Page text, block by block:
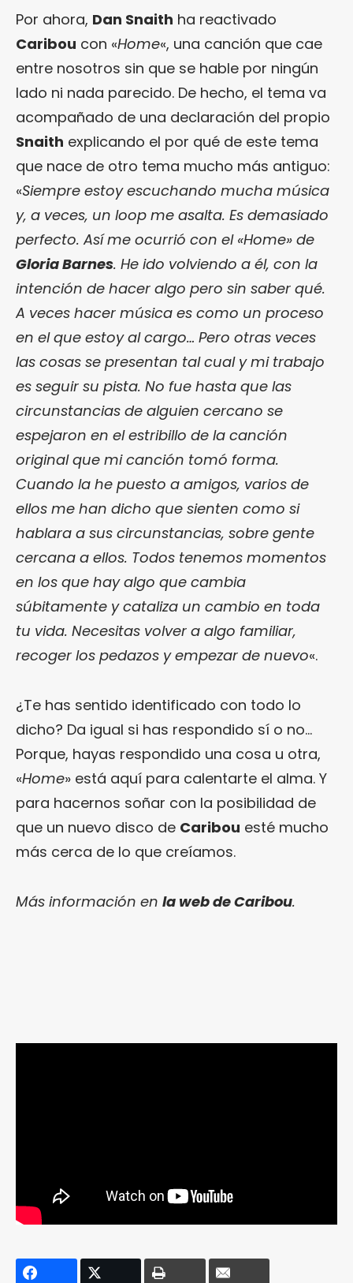
Por ahora, Dan Snaith ha reactivado
Caribou con «Home«, una canción que cae
entre nosotros sin que se hable por ningún
lado ni nada parecido. De hecho, el tema va
acompañado de una declaración del propio
Snaith explicando el por qué de este tema
que nace de otro tema mucho más antiguo:
«Siempre estoy escuchando mucha música
y, a veces, un loop me asalta. Es demasiado
perfecto. Así me ocurrió con el «Home» de
Gloria Barnes. He ido volviendo a él, con la
intención de hacer algo pero sin saber qué.
A veces hacer música es como un proceso
en el que estoy al cargo… Pero otras veces
las cosas se presentan tal cual y mi trabajo
es seguir su pista. No fue hasta que las
circunstancias de alguien cercano se
espejaron en el estribillo de la canción
original que mi canción tomó forma.
Cuando la he puesto a amigos, varios de
ellos me han dicho que sienten como si
hablara a sus circunstancias, sobre gente
cercana a ellos. Todos tenemos momentos
en los que hay algo que cambia
súbitamente y cataliza un cambio en toda
tu vida. Necesitas volver a algo familiar,
recoger los pedazos y empezar de nuevo«.
¿Te has sentido identificado con todo lo
dicho? Da igual si has respondido sí o no…
Porque, hayas respondido una cosa u otra,
«Home» está aquí para calentarte el alma. Y
para hacernos soñar con la posibilidad de
que un nuevo disco de Caribou esté mucho
más cerca de lo que creíamos.
Más información en la web de Caribou.